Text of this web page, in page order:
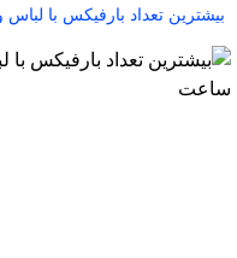
بیشترین تعداد بارفیکس با